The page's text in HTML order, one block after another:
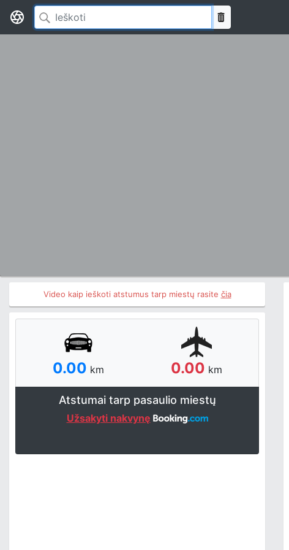
Video kaip ieškoti atstumus tarp miestų rasite čia
0.00 km 0.00 km
Atstumai tarp pasaulio miestų
Užsakyti nakvynę